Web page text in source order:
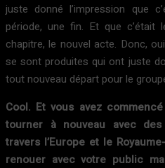
juste donné l’impression que
période, une fin. Et que c’était
chapitre, le nouvel acte. Donc,
se sont produites qui ont juste
tout nouveau départ pour le
Cool. Et vous avez
tourner à nouveau avec
travers l’Europe et le
renouer avec votre public